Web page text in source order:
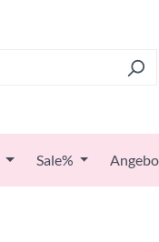
Sale%